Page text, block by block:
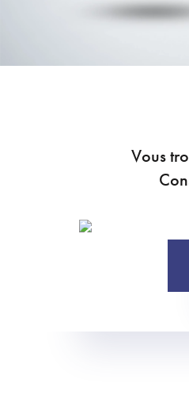
Vous